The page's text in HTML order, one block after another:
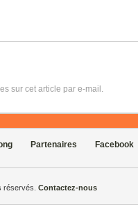
sur cet article par e-mail.
Partenaires Facebook
réservés. Contactez-nous